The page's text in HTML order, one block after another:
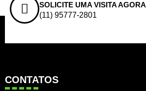
SOLICITE UMA VISITA AGORA
(11) 95777-2801
CONTATOS